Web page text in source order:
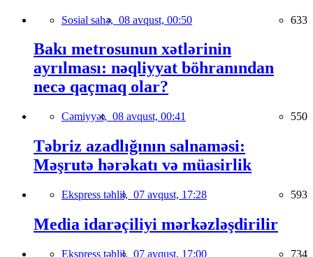
Sosial sahə, 08 avqust, 00:50 633
Bakı metrosunun xətlərinin
ayrılması: nəqliyyat böhranından
necə qaçmaq olar?
Cəmiyyət, 08 avqust, 00:41 550
Təbriz azadlığının salnaməsi:
Məşrutə hərəkatı və müasirlik
Ekspress təhlil, 07 avqust, 17:28 593
Media idarəçiliyi mərkəzləşdirilir
Ekspress təhlil, 07 avqust, 17:00 734